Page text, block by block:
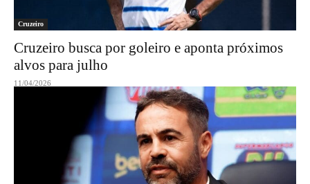
Cruzeiro
Cruzeiro busca por goleiro e aponta próximos
alvos para julho
11/04/2026